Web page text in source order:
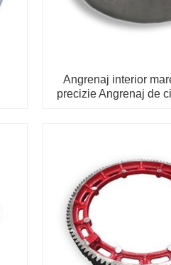
Angrenaj interior
precizie Angrenaj de